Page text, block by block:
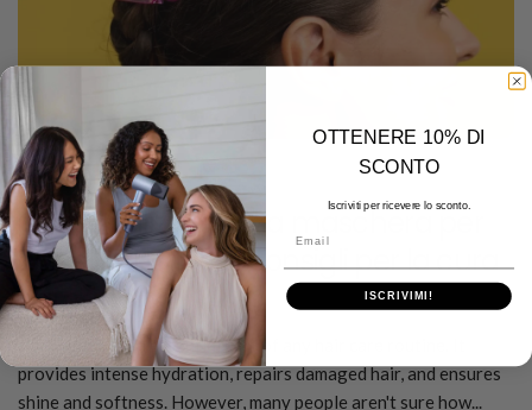
DECEMBER 22 2025
Come utilizzare una maschera per
capelli - I migliori consigli per la cura
dei capelli
A hair mask is an essential part of any hair care routine. It
provides intense hydration, repairs damaged hair, and ensures
shine and softness. However, many people aren't sure how...
OTTENERE 10% DI
SCONTO
Iscriviti per ricevere lo sconto.
ISCRIVIMI!